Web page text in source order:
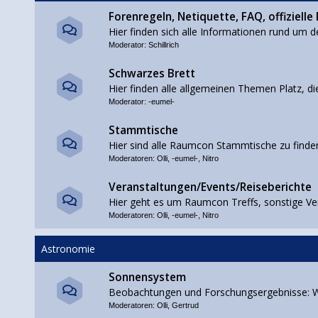
Forenregeln, Netiquette, FAQ,
Hier finden sich alle Informationen rund um
Moderator: Schillrich
Schwarzes Brett
Hier finden alle allgemeinen Themen Platz,
Moderator: -eumel-
Stammtische
Hier sind alle Raumcon Stammtische zu
Moderatoren: Olli, -eumel-, Nitro
Veranstaltungen/Events/Reiseberichte
Hier geht es um Raumcon Treffs, sonstige
Moderatoren: Olli, -eumel-, Nitro
Astronomie
Sonnensystem
Beobachtungen und Forschungsergebnisse:
Moderatoren: Olli, Gertrud